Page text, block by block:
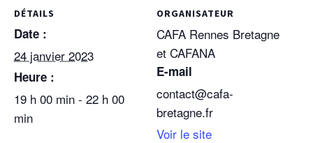
DÉTAILS
Date :
24 janvier 2023
Heure :
19 h 00 min - 22 h 00
min
ORGANISATEUR
CAFA Rennes Bretagne
et CAFANA
E-mail
contact@cafa-
bretagne.fr
Voir le site